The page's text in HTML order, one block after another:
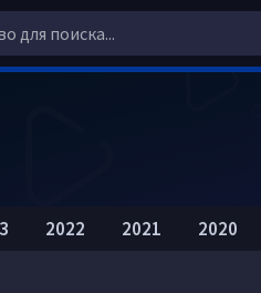
2022 2021 2020